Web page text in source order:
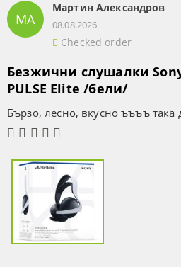
МА
Мартин Александров
08.08.2026
Checked order
Безжични слушалки
PULSE Elite /бели/
Бързо, лесно, вкусно ъъъъ така